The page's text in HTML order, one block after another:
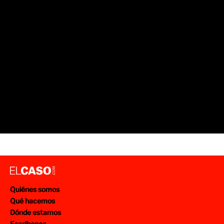
Quiénes somos
Qué hacemos
Dónde estamos